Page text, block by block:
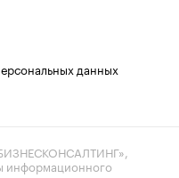
данных
информационного